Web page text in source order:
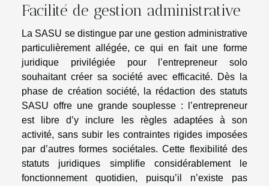
Facilité de gestion administrative
La SASU se distingue par une gestion administrative
particulièrement allégée, ce qui en fait une forme
juridique privilégiée pour l’entrepreneur solo
souhaitant créer sa société avec efficacité. Dès la
phase de création société, la rédaction des statuts
SASU offre une grande souplesse : l’entrepreneur
est libre d’y inclure les règles adaptées à son
activité, sans subir les contraintes rigides imposées
par d’autres formes sociétales. Cette flexibilité des
statuts juridiques simplifie considérablement le
fonctionnement quotidien, puisqu’il n’existe pas